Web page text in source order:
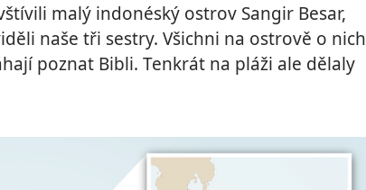
malý indonéský ostrov Sangir Besar,
naše tři sestry. Všichni na ostrově o nich
poznat Bibli. Tenkrát na pláži ale dělaly